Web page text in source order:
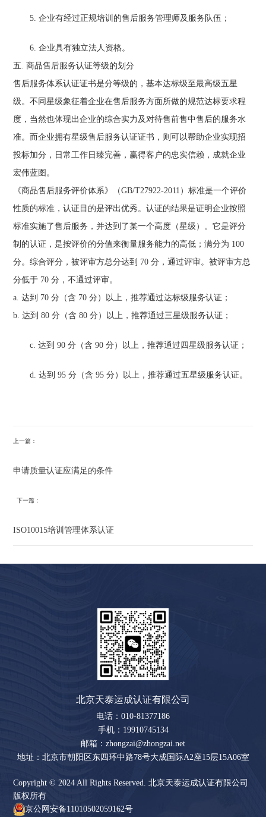
5. 企业有经过正规培训的售后服务管理师及服务队伍；
6. 企业具有独立法人资格。
五. 商品售后服务认证等级的划分
售后服务体系认证证书是分等级的，基本达标级至最高级五星
级。不同星级象征着企业在售后服务方面所做的规范达标要求程
度，当然也体现出企业的综合实力及对待售前售中售后的服务水
准。而企业拥有星级售后服务认证证书，则可以帮助企业实现招
投标加分，日常工作日臻完善，赢得客户的忠实信赖，成就企业
宏伟蓝图。
《商品售后服务评价体系》（GB/T27922-2011）标准是一个评价
性质的标准，认证目的是评出优秀。认证的结果是证明企业按照
标准实施了售后服务，并达到了某一个高度（星级）。它是评分
制的认证，是按评价的分值来衡量服务能力的高低；满分为 100
分。综合评分，被评审方总分达到 70 分，通过评审。被评审方总
分低于 70 分，不通过评审。
a. 达到 70 分（含 70 分）以上，推荐通过达标级服务认证；
b. 达到 80 分（含 80 分）以上，推荐通过三星级服务认证；
c. 达到 90 分（含 90 分）以上，推荐通过四星级服务认证；
d. 达到 95 分（含 95 分）以上，推荐通过五星级服务认证。
上一篇：
申请质量认证应满足的条件
下一篇：
ISO10015培训管理体系认证
北京天泰运成认证有限公司
电话：010-81377186
手机：19910745134
邮箱：zhongzai@zhongzai.net
地址：北京市朝阳区东四环中路78号大成国际A2座15层15A06室
Copyright © 2024 All Rights Reserved. 北京天泰运成认证有限公司
版权所有
京公网安备11010502059162号